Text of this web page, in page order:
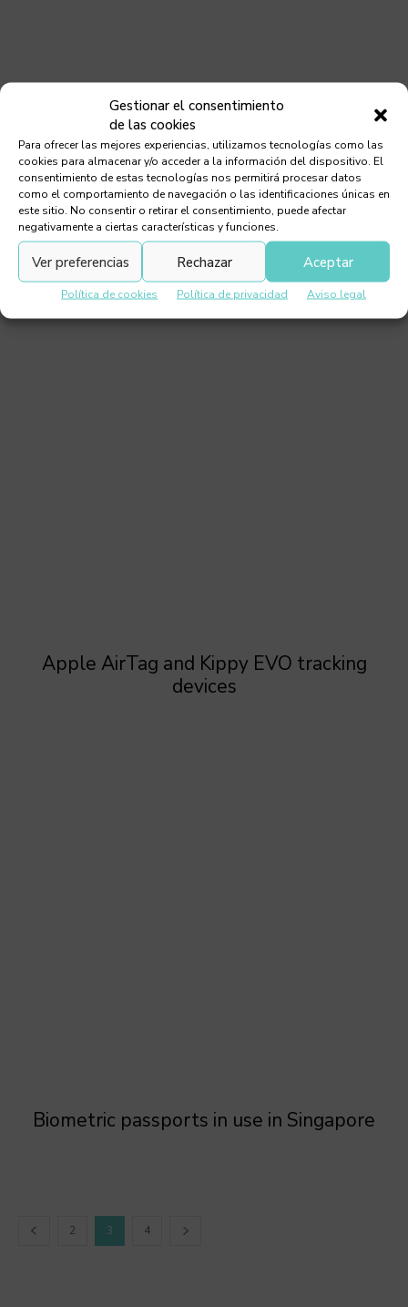
Gestionar el consentimiento
de las cookies
Para ofrecer las mejores experiencias, utilizamos tecnologías como las
cookies para almacenar y/o acceder a la información del dispositivo. El
consentimiento de estas tecnologías nos permitirá procesar datos
como el comportamiento de navegación o las identificaciones únicas en
este sitio. No consentir o retirar el consentimiento, puede afectar
negativamente a ciertas características y funciones.
Aceptar
Rechazar
Ver preferencias
Política de cookies Política de privacidad Aviso legal
Samsung’s S90C OLED: 2024’s reigning
champ
Apple AirTag and Kippy EVO tracking
devices
Biometric passports in use in Singapore
2 3 4